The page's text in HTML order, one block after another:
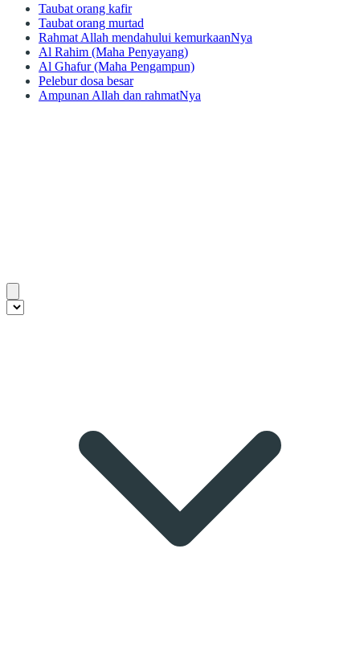
Taubat orang kafir
Taubat orang murtad
Rahmat Allah mendahului kemurkaanNya
Al Rahim (Maha Penyayang)
Al Ghafur (Maha Pengampun)
Pelebur dosa besar
Ampunan Allah dan rahmatNya